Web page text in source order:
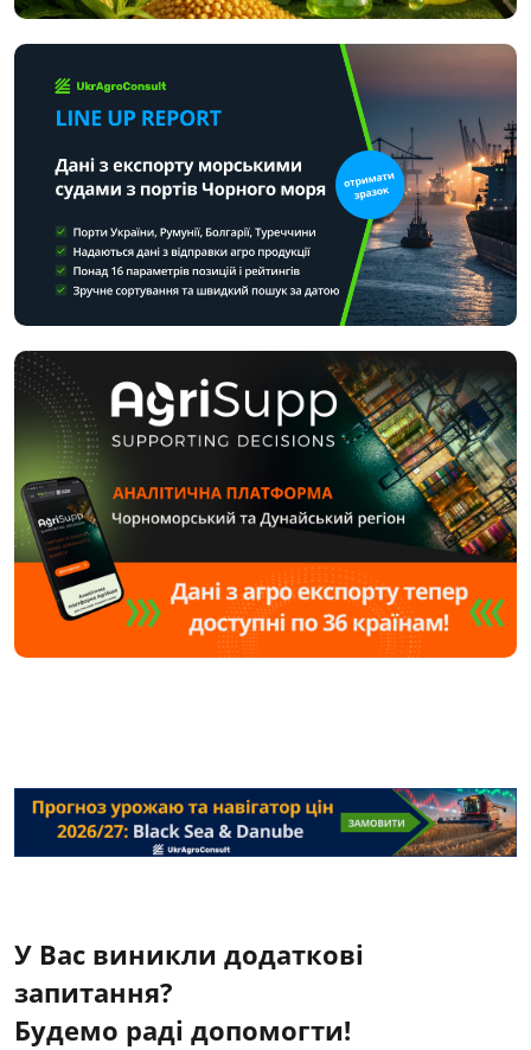
У Вас виникли додаткові
запитання?
Будемо раді допомогти!